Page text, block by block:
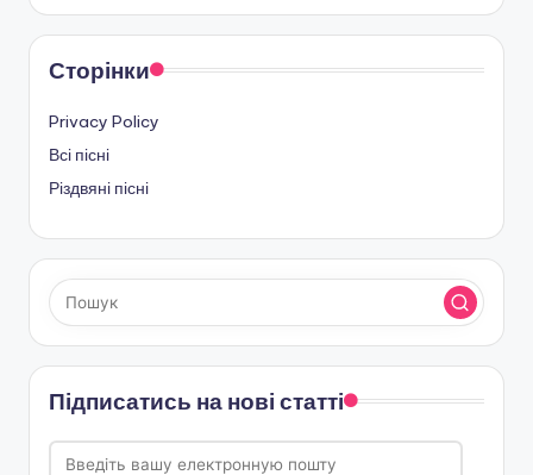
Сторінки
Privacy Policy
Всі пісні
Різдвяні пісні
Підписатись на нові статті